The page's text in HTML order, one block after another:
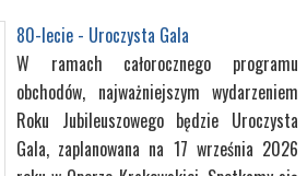
80-lecie - Uroczysta Gala
W ramach całorocznego programu
obchodów, najważniejszym wydarzeniem
Roku Jubileuszowego będzie Uroczysta
Gala, zaplanowana na 17 września 2026